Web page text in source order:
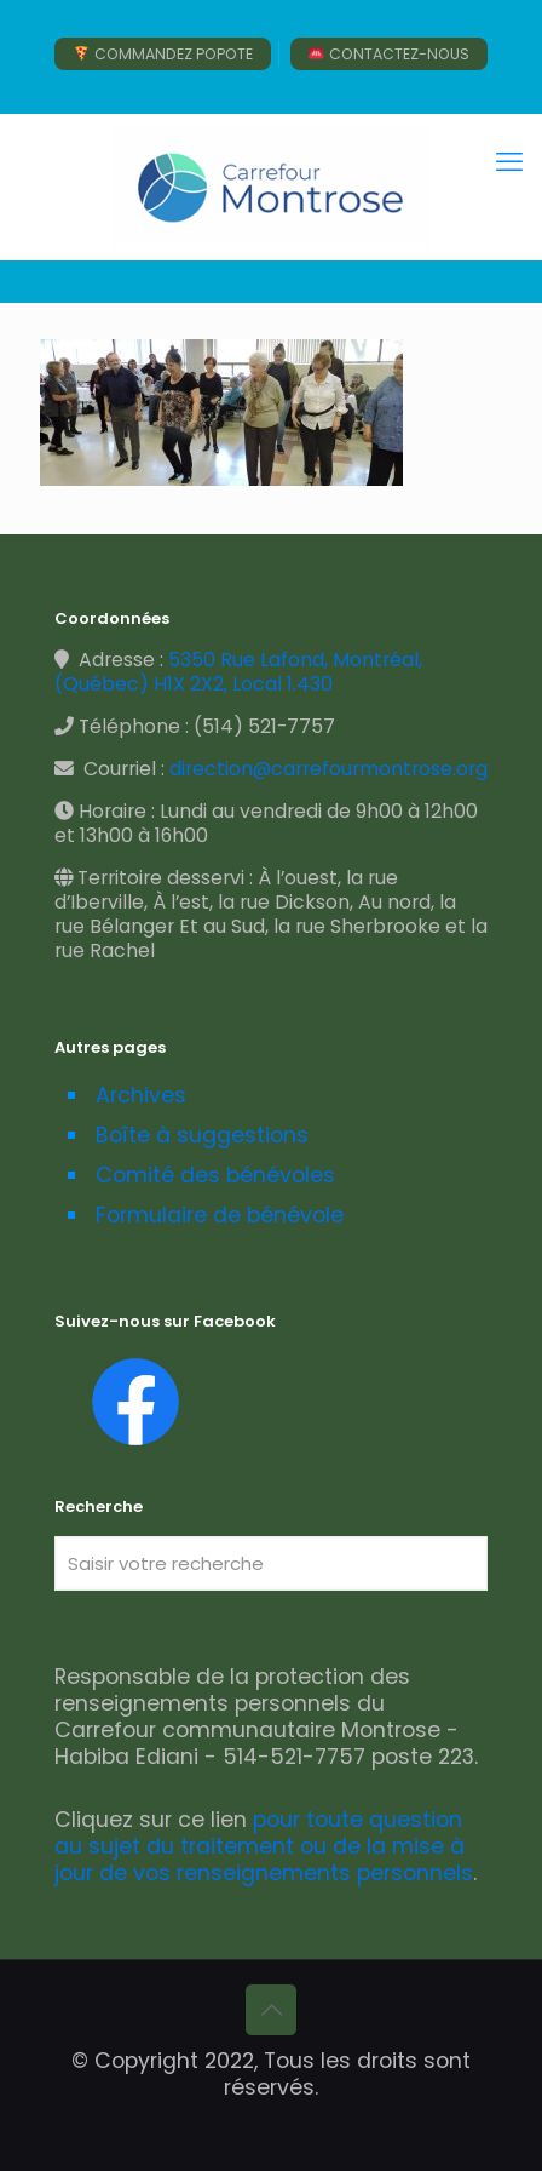
COMMANDEZ POPOTE CONTACTEZ-NOUS
Coordonnées
Adresse : 5350 Rue Lafond, Montréal,
(Québec) H1X 2X2, Local 1.430
Téléphone : (514) 521-7757
Courriel : direction@carrefourmontrose.org
Horaire : Lundi au vendredi de 9h00 à 12h00
et 13h00 à 16h00
Territoire desservi : À l’ouest, la rue
d’Iberville, À l’est, la rue Dickson, Au nord, la
rue Bélanger Et au Sud, la rue Sherbrooke et la
rue Rachel
Autres pages
Archives
Boîte à suggestions
Comité des bénévoles
Formulaire de bénévole
Suivez-nous sur Facebook
Recherche
Responsable de la protection des
renseignements personnels du
Carrefour communautaire Montrose -
Habiba Ediani - 514-521-7757 poste 223.
Cliquez sur ce lien pour toute question
au sujet du traitement ou de la mise à
jour de vos renseignements personnels.
© Copyright 2022, Tous les droits sont
réservés.